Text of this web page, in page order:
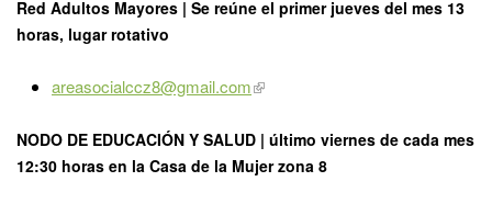
Red Adultos Mayores | Se reúne el primer jueves del mes 13
horas, lugar rotativo
areasocialccz8@gmail.com
NODO DE EDUCACIÓN Y SALUD | último viernes de cada mes
12:30 horas en la Casa de la Mujer zona 8